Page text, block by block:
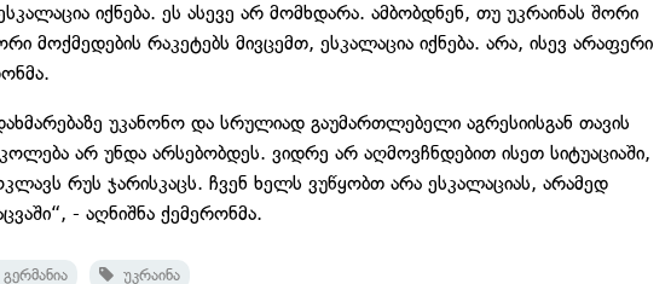
იქნება. ეს ასევე არ მომხდარა. ამბობდნენ, თუ უკრაინას შორი
მოქმედების რაკეტებს მივცემთ, ესკალაცია იქნება. არა, ისევ არაფერი
უკანონო და სრულიად გაუმართლებელი აგრესიისგან თავის
არ უნდა არსებობდეს. ვიდრე არ აღმოვჩნდებით ისეთ სიტუაციაში,
რუს ჯარისკაცს. ჩვენ ხელს ვუწყობთ არა ესკალაციას, არამედ
- აღნიშნა ქემერონმა.
გერმანია უკრაინა